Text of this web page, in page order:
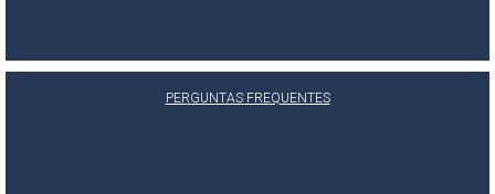
PERGUNTAS FREQUENTES